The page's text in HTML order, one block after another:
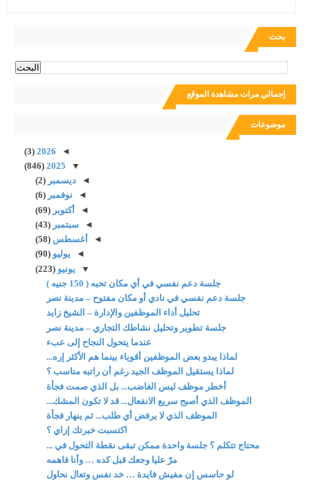
بحث
إجمالي مرات مشاهدة الموقع
موضوعات
◄
2026
(3)
▼
2025
(846)
◄ديسمبر(2)
◄ نوفمبر(6)
◄أكتوبر(69)
◄سبتمبر(43)
◄
أغسطس(58)
◄ يوليو(90)
▼ يونيو(223)
جلسة دعم نفسي في أي مكان تحبه ( 150 جنيه )
جلسة دعم نفسي في نادي أو مكان مفتوح – مدينة نصر
تحليل أداء الموظفين والإدارة – الشيخ زايد
جلسة تطوير وتحليل نشاطك التجاري – مدينة نصر
عندما يتحول النجاح إلى عبء
لماذا يبدو بعض الموظفين أقوياء بينما هم الأكثر إره...
لماذا يستقيل الموظف الجيد رغم أن راتبه مناسب ؟
أخطر موظف ليس الغاضب... بل الذي صمت فجأة
الموظف الذي أصبح سريع الانفعال... قد لا تكون المشك...
الموظف الذي لا يرفض أي طلب... ثم ينهار فجأة
اكتسبت خبرتك إزاي ؟
محتاج تتكلم ؟ جلسة واحدة ممكن تبقى نقطة التحول في ...
مرّ عليا وجعك قبل كده … وأنا فاهمه
لو حاسس إن مفيش فايدة … خد نفس وتعال نحاول